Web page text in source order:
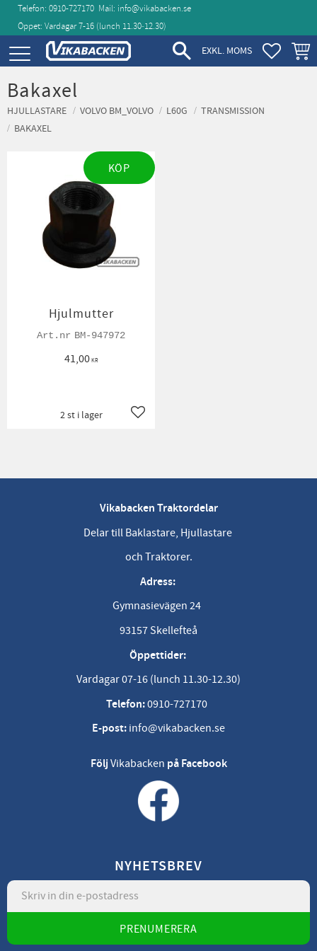
Meny
Telefon: 0910-727170 Mail: info@vikabacken.se
Öppet: Vardagar 7-16 (lunch 11.30‑12.30)
EXKL. MOMS
Bakaxel
HJULLASTARE VOLVO BM_VOLVO L60G
TRANSMISSION
BAKAXEL
Hjulmutter
BM-947972
41,00KR
Lägg till i favoriter
2 st i lager
KÖP
Vikabacken Traktordelar
Delar till Baklastare, Hjullastare
och Traktorer.
Adress:
Gymnasievägen 24
93157 Skellefteå
Öppettider:
Vardagar 07-16 (lunch 11.30-12.30)
Telefon:0910-727170
E-post: info@vikabacken.se
FöljVikabacken på Facebook
NYHETSBREV
PRENUMERERA